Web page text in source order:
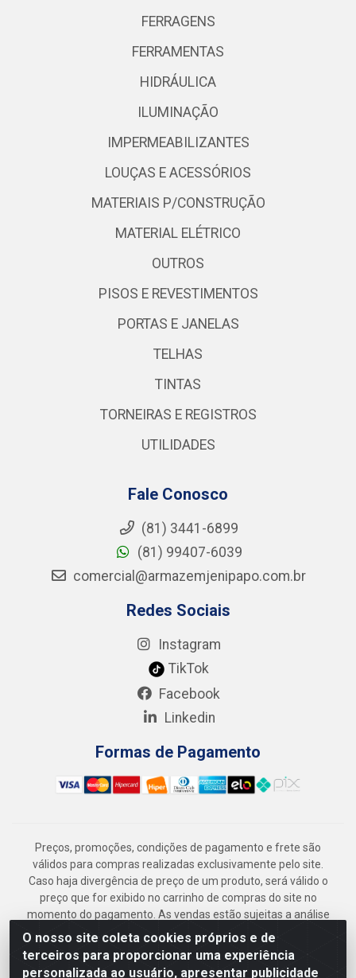
O nosso site coleta cookies próprios e de
terceiros para proporcionar uma experiência
personalizada ao usuário, apresentar publicidade
FERRAGENS
FERRAMENTAS
HIDRÁULICA
ILUMINAÇÃO
IMPERMEABILIZANTES
LOUÇAS E ACESSÓRIOS
MATERIAIS P/CONSTRUÇÃO
MATERIAL ELÉTRICO
OUTROS
PISOS E REVESTIMENTOS
PORTAS E JANELAS
TELHAS
TINTAS
TORNEIRAS E REGISTROS
UTILIDADES
Fale Conosco
(81) 3441-6899
(81) 99407-6039
comercial@armazemjenipapo.com.br
Redes Sociais
Instagram
TikTok
Facebook
Linkedin
Formas de Pagamento
Preços, promoções, condições de pagamento e frete são
válidos para compras realizadas exclusivamente pelo site.
Caso haja divergência de preço de um produto, será válido o
preço que for exibido no carrinho de compras do site no
momento do pagamento. As vendas estão sujeitas a análise
e disponibilidade do estoque. Imagens de produtos
meramente ilustrativas.
Armazém Jenipapo Materiais de Construção em Geral